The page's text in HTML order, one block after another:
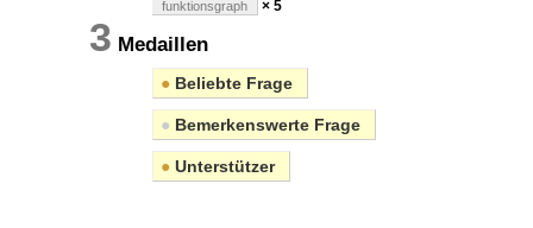
funktionsgraph × 5
3 Medaillen
● Beliebte Frage
● Bemerkenswerte Frage
● Unterstützer